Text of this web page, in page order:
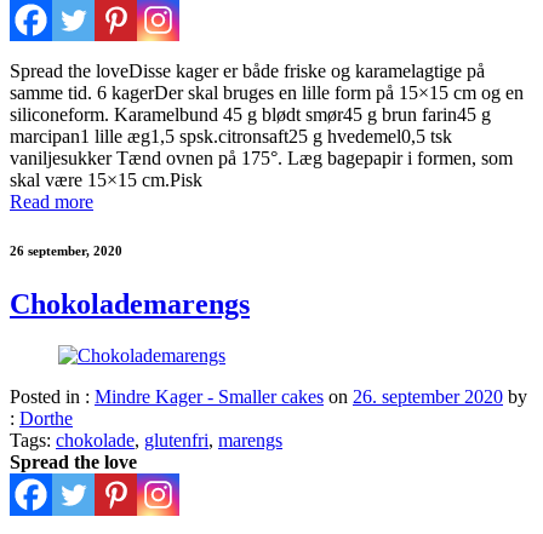
Spread the loveDisse kager er både friske og karamelagtige på
samme tid. 6 kagerDer skal bruges en lille form på 15×15 cm og en
siliconeform. Karamelbund 45 g blødt smør45 g brun farin45 g
marcipan1 lille æg1,5 spsk.citronsaft25 g hvedemel0,5 tsk
vaniljesukker Tænd ovnen på 175°. Læg bagepapir i formen, som
skal være 15×15 cm.Pisk
Read more
26 september, 2020
Chokolademarengs
Posted in : Mindre Kager - Smaller cakes on 26. september 2020 by
: Dorthe
Tags: chokolade, glutenfri, marengs
Spread the love